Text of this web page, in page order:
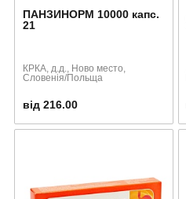
ПАНЗИНОРМ 10000 капс.
21
КРКА, д.д., Ново место,
Словенія/Польща
від 216.00